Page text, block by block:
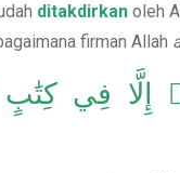
ditakdirkan oleh
firman Allah
إِلَّا فِي